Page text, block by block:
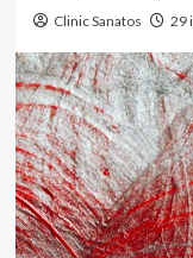
Clinic Sanatos 29